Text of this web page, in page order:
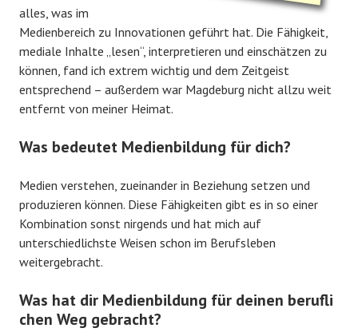
alles, was im
Medienbereich zu Innovationen geführt hat. Die Fähigkeit,
mediale Inhalte „lesen“, interpretieren und einschätzen zu
können, fand ich extrem wichtig und dem Zeitgeist
entsprechend – außerdem war Magdeburg nicht allzu weit
entfernt von meiner Heimat.
Was bedeutet Medienbildung für dich?
Medien verstehen, zueinander in Beziehung setzen und
produzieren können. Diese Fähigkeiten gibt es in so einer
Kombination sonst nirgends und hat mich auf
unterschiedlichste Weisen schon im Berufsleben
weitergebracht.
Was hat dir Medienbildung für deinen berufli
chen Weg gebracht?